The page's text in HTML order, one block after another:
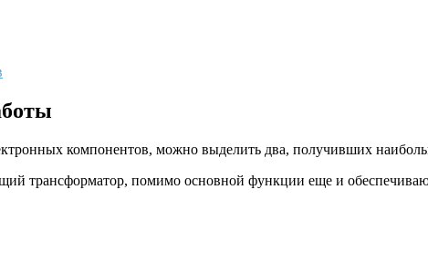
компонентов, можно выделить два, получивших
трансформатор, помимо основной функции еще и